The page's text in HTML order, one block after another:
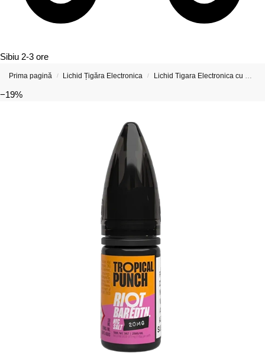
Sibiu 2-3 ore
Prima pagină / Lichid Țigăra Electronica / Lichid Tigara Electronica cu Nicotina
−19%